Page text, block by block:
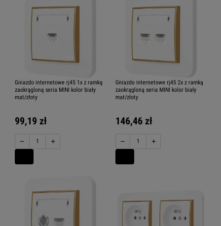
Gniazdo internetowe rj45 1x z ramką
zaokrągloną seria MINI kolor biały
mat/złoty
99,19 zł
− +
Gniazdo internetowe rj45 2x z ramką
zaokrągloną seria MINI kolor biały
mat/złoty
146,46 zł
− +